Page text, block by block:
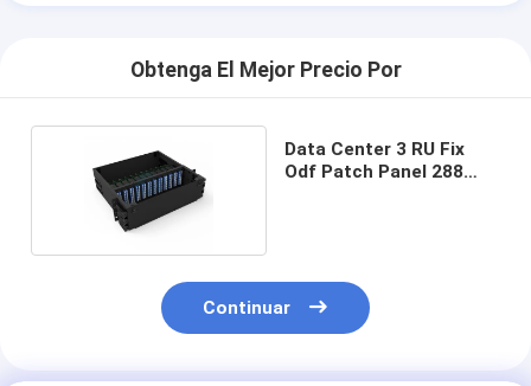
Obtenga El Mejor Precio Por
Data Center 3 RU Fix
Odf Patch Panel 288
Continuar